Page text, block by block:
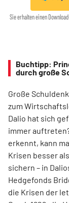
Sie erhalten einen
Buchtipp:
durch große
Große
zum
Dalio hat sich
immer
erkennt, kann
Krisen besser
sichern – in
Hedgefonds
die Krisen der